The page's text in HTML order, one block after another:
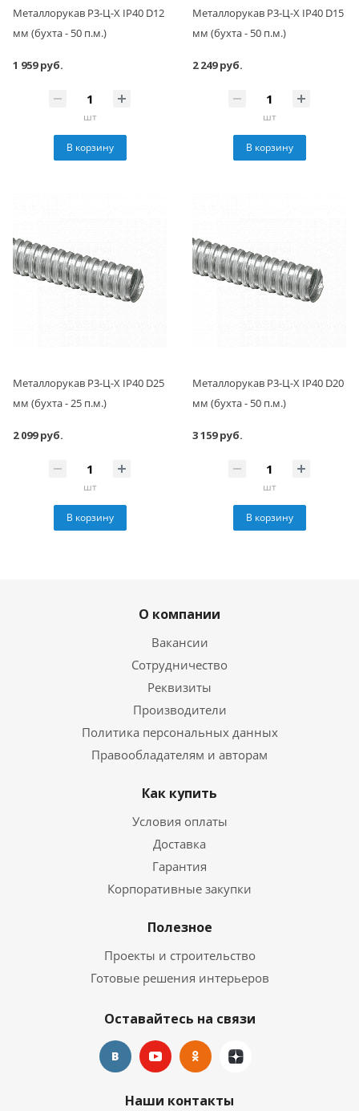
Металлорукав Р3-Ц-Х IP40 D12
мм (бухта - 50 п.м.)
1 959 руб.
шт
В корзину
Металлорукав Р3-Ц-Х IP40 D15
мм (бухта - 50 п.м.)
2 249 руб.
шт
В корзину
Металлорукав Р3-Ц-Х IP40 D25
мм (бухта - 25 п.м.)
2 099 руб.
шт
В корзину
Металлорукав Р3-Ц-Х IP40 D20
мм (бухта - 50 п.м.)
3 159 руб.
шт
В корзину
О компании
Вакансии
Сотрудничество
Реквизиты
Производители
Политика персональных данных
Правообладателям и авторам
Как купить
Условия оплаты
Доставка
Гарантия
Корпоративные закупки
Полезное
Проекты и строительство
Готовые решения интерьеров
Оставайтесь на связи
Наши контакты